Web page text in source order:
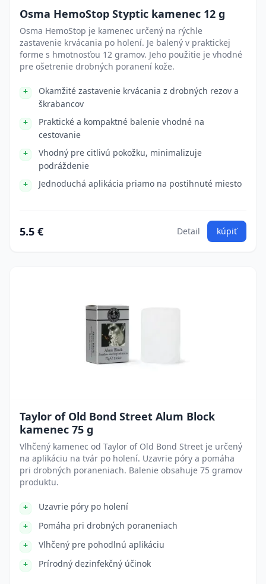
Osma HemoStop Styptic kamenec 12 g
Osma HemoStop je kamenec určený na rýchle
zastavenie krvácania po holení. Je balený v praktickej
forme s hmotnosťou 12 gramov. Jeho použitie je vhodné
pre ošetrenie drobných poranení kože.
Okamžité zastavenie krvácania z drobných rezov a
škrabancov
Praktické a kompaktné balenie vhodné na
cestovanie
Vhodný pre citlivú pokožku, minimalizuje
podráždenie
Jednoduchá aplikácia priamo na postihnuté miesto
5.5 € Detail kúpiť
Taylor of Old Bond Street Alum Block
kamenec 75 g
Vlhčený kamenec od Taylor of Old Bond Street je určený
na aplikáciu na tvár po holení. Uzavrie póry a pomáha
pri drobných poraneniach. Balenie obsahuje 75 gramov
produktu.
Uzavrie póry po holení
Pomáha pri drobných poraneniach
Vlhčený pre pohodlnú aplikáciu
Prírodný dezinfekčný účinok